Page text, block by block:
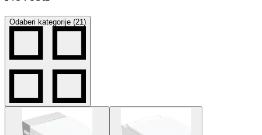
Odaberi kategorije (21)